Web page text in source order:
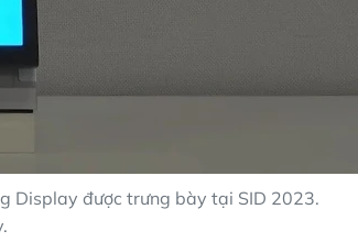
Display được trưng bày tại SID 2023.